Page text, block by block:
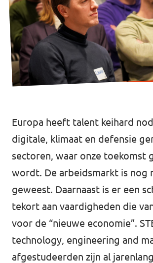
Volt There - Buitenlandstichting
Charge - Wetenschappelijk
Europa heeft talent keihard
digitale, klimaat en defensie
sectoren, waar onze toekomst
wordt. De arbeidsmarkt is nog
geweest. Daarnaast is er een
tekort aan vaardigheden die
voor de “nieuwe economie”.
technology, engineering and
afgestudeerden zijn al